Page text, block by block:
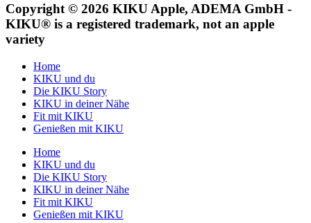
Copyright © 2026 KIKU Apple, ADEMA GmbH -
KIKU® is a registered trademark, not an apple
variety
Home
KIKU und du
Die KIKU Story
KIKU in deiner Nähe
Fit mit KIKU
Genießen mit KIKU
Home
KIKU und du
Die KIKU Story
KIKU in deiner Nähe
Fit mit KIKU
Genießen mit KIKU